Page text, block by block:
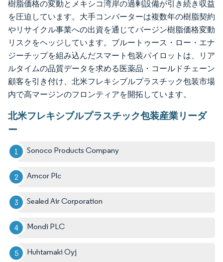
樹脂価格の変動とメキシコ湾岸の過剰設備が引き続き収益
を圧迫しています。大手コンバーターは複数年の樹脂契約
やリサイクル事業への出資を通じてバージン樹脂価格変動
リスクをヘッジしています。ブルートゥース・ロー・エナ
ジーチップを組み込んだスマート包装パイロットは、リア
ルタイムの品質データを求める医薬品・コールドチェーン
顧客を引き付け、北米フレキシブルプラスチック包装市場
内で高マージンのフロンティアを開拓しています。
北米フレキシブルプラスチック包装産業リーダ
ー
Sonoco Products Company
Amcor Plc
Sealed Air Corporation
Mondi PLC
Huhtamaki Oyj